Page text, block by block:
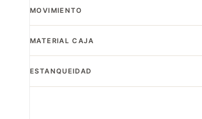
MOVIMIENTO
MATERIAL CAJA
ESTANQUEIDAD